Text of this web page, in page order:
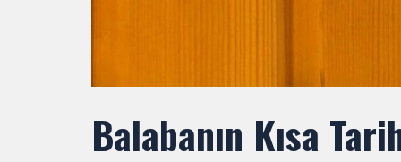
Balabanın Kısa